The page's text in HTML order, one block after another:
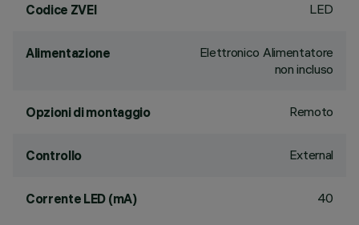
Codice ZVEI LED
Alimentazione
Elettronico Alimentatore
non incluso
Opzioni di montaggio Remoto
Controllo External
Corrente LED (mA) 40